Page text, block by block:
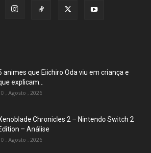
animes que Eiichiro Oda viu em criança e
explicam...
, Agosto , 2026
Chronicles 2 – Nintendo Switch 2
– Análise
, Agosto , 2026